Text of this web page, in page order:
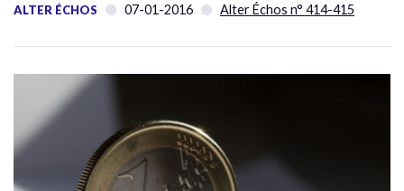
ALTER ÉCHOS 07-01-2016 Alter Échos n° 414-415